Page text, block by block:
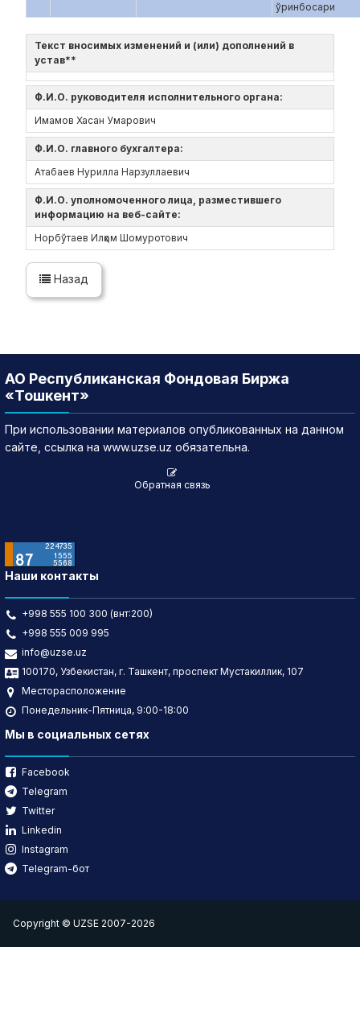
ўринбосари
Текст вносимых изменений и (или) дополнений в
устав**
Ф.И.О. руководителя исполнительного органа:
Имамов Хасан Умарович
Ф.И.О. главного бухгалтера:
Атабаев Нурилла Нарзуллаевич
Ф.И.О. уполномоченного лица, разместившего
информацию на веб-сайте:
Норбўтаев Илҳом Шомуротович
Назад
АО Республиканская Фондовая Биржа
«Тошкент»
При использовании материалов опубликованных на данном
сайте, ссылка на www.uzse.uz обязательна.
Обратная связь
Наши контакты
+998 555 100 300 (внт:200)
+998 555 009 995
info@uzse.uz
100170, Узбекистан, г. Ташкент, проспект Мустакиллик, 107
Месторасположение
Понедельник-Пятница, 9:00-18:00
Мы в социальных сетях
Facebook
Telegram
Twitter
Linkedin
Instagram
Telegram-бот
Copyright © UZSE 2007-2026